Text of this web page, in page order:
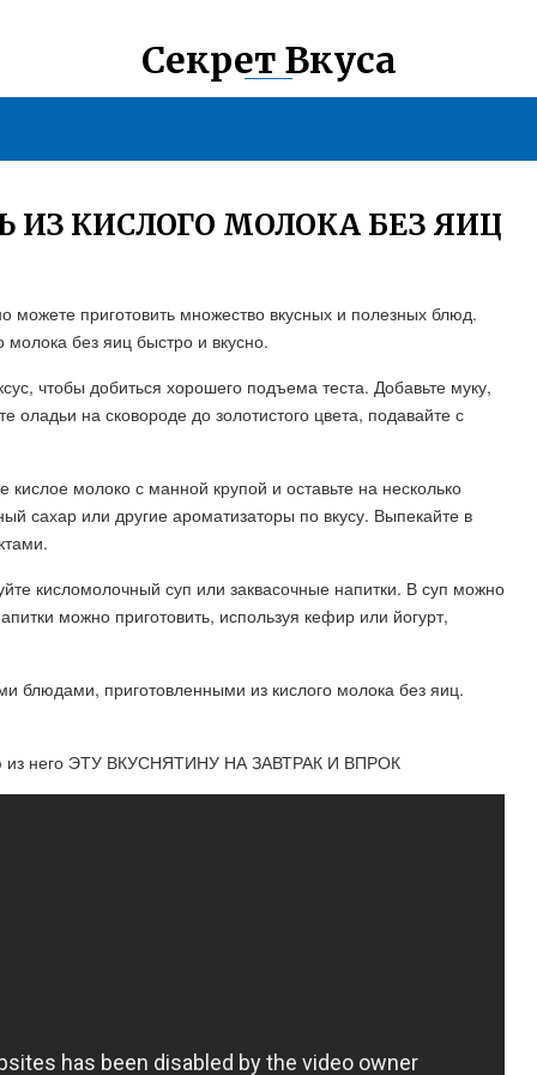
Секрет Вкуса
КИСЛОГО МОЛОКА БЕЗ ЯИЦ
можете приготовить множество вкусных и полезных блюд.
молока без яиц быстро и вкусно.
чтобы добиться хорошего подъема теста. Добавьте муку,
на сковороде до золотистого цвета, подавайте с
молоко с манной крупой и оставьте на несколько
сахар или другие ароматизаторы по вкусу. Выпекайте в
кисломолочный суп или заквасочные напитки. В суп можно
можно приготовить, используя кефир или йогурт,
блюдами, приготовленными из кислого молока без яиц.
из него ЭТУ ВКУСНЯТИНУ НА ЗАВТРАК И ВПРОК